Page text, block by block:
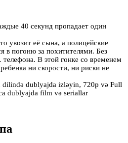
40 секунд пропадает один
увозит её сына, а полицейские
в погоню за похитителями. Без
В этой гонке со временем
ни скорости, ни риски не
dilində dublyajda izləyin, 720p və Full
dublyajda film və seriallar